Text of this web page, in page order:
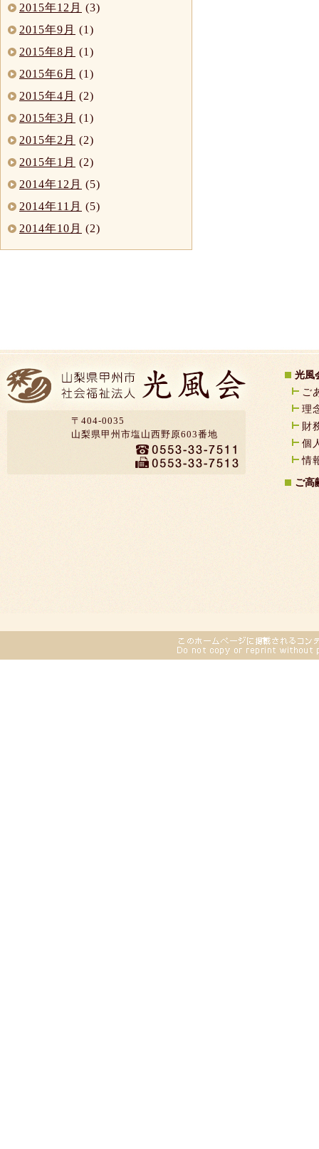
2015年12月 (3)
2015年9月 (1)
2015年8月 (1)
2015年6月 (1)
2015年4月 (2)
2015年3月 (1)
2015年2月 (2)
2015年1月 (2)
2014年12月 (5)
2014年11月 (5)
2014年10月 (2)
〒404-0035
山梨県甲州市塩山西野原603番地
光風
ご
理
財
個
情
ご高